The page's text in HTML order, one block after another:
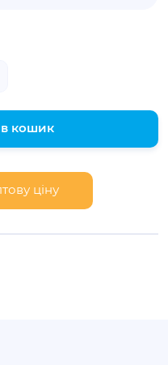
і не виділяє
кошик
ціну